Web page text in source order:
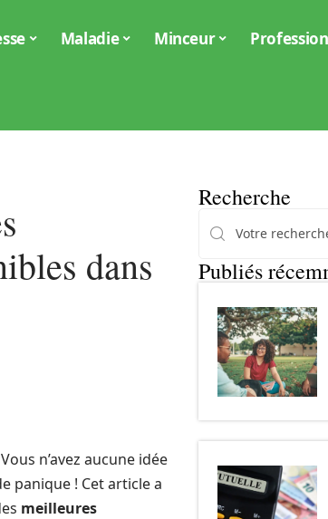
Maladie Minceur
dans
n’avez aucune idée
panique ! Cet article a
meilleures
Recherche
Publiés